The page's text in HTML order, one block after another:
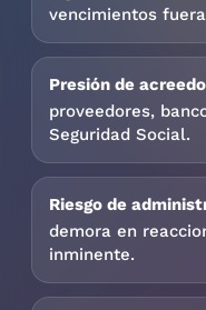
vencimientos
Presión de
proveedores,
Seguridad Social.
Riesgo de
demora en
inminente.